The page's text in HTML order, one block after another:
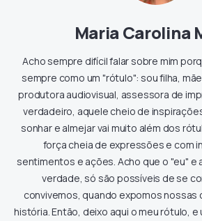
Maria Carolina
Acho sempre difícil falar sobre mim
sempre como um "rótulo": sou filha,
produtora audiovisual, assessora de
verdadeiro, aquele cheio de
sonhar e almejar vai muito além dos
força cheia de expressões e com
sentimentos e ações. Acho que o "eu" e
verdade, só são possíveis de se
convivemos, quando expomos nossas
história. Então, deixo aqui o meu rótulo,